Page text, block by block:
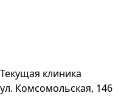
Текущая клиника
ул. Комсомольская, 146